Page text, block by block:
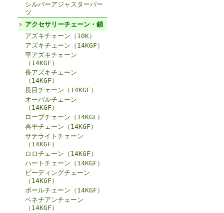
シルバーアジャスターパー
ツ
アクセサリーチェーン・鎖
アズキチェーン（10K）
アズキチェーン（14KGF）
平アズキチェーン
（14KGF）
長アズキチェーン
（14KGF）
長目チェーン（14KGF）
オーバルチェーン
（14KGF）
ロープチェーン（14KGF）
喜平チェーン（14KGF）
サテライトチェーン
（14KGF）
ロロチェーン（14KGF）
ハートチェーン（14KGF）
ビーディングチェーン
（14KGF）
ボールチェーン（14KGF）
ベネチアンチェーン
（14KGF）